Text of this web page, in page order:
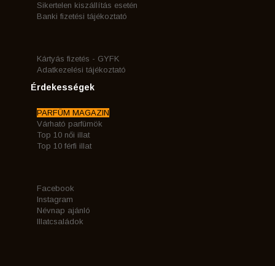
Sikertelen kiszállítás esetén
Banki fizetési tájékoztató
Kártyás fizetés - GYFK
Adatkezelési tájékoztató
Érdekességek
PARFÜM MAGAZIN
Várható parfümök
Top 10 női illat
Top 10 férfi illat
Facebook
Instagram
Névnap ajánló
Illatcsaládok